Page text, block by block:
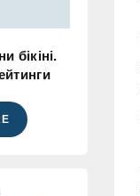
бікіні.